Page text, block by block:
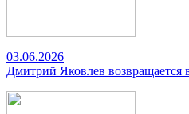
03.06.2026
Дмитрий Яковлев возвращается